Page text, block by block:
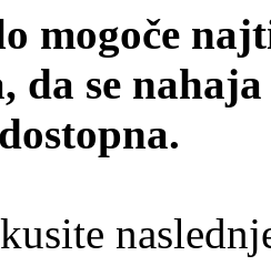
mogoče
da se